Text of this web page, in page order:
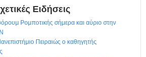
Ειδήσεις
Ρομποτικής σήμερα και αύριο στην
Πειραιώς ο καθηγητής